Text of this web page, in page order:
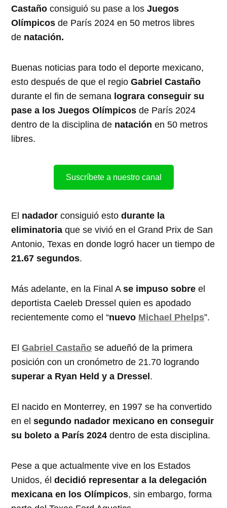
Castaño consiguió su pase a losJuegos
Olímpicos de París 2024 en 50 metros libres
de natación.
Buenas noticias para todo el deporte mexicano,
esto después de que el regioGabriel Castaño
durante el fin de semana lograra conseguir su
pase a los Juegos Olímpicos de París 2024
dentro de la disciplina de natación en 50 metros
libres.
Suscríbete a nuestro canal
El nadador consiguió estodurante la
eliminatoria que se vivió en el Grand Prix de San
Antonio, Texas en donde logró hacer un tiempo de
21.67 segundos.
Más adelante, en la Final Ase impuso sobre el
deportista Caeleb Dressel quien es apodado
recientemente como el “nuevo Michael Phelps”.
ElGabriel Castaño se adueñó de la primera
posición con un cronómetro de 21.70 logrando
superar a Ryan Held y a Dressel.
El nacido en Monterrey, en 1997 se ha convertido
en elsegundo nadador mexicano en conseguir
su boleto a París 2024 dentro de esta disciplina.
Pese a que actualmente vive en los Estados
Unidos, éldecidió representar a la delegación
mexicana en los Olímpicos, sin embargo, forma